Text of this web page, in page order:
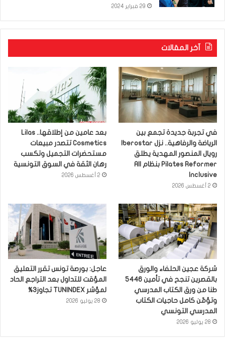
29 فبراير 2024
آخر المقالات
في تجربة جديدة تجمع بين
رويال المنصور المهدية يطلق
Pilates Reformer بنظام All
Inclusive
2 أغسطس 2026
بعد عامين من إطلاقها.. Lilas
Cosmetics تتصدر مبيعات
مستحضرات التجميل وتكسب
رهان الثقة في السوق التونسية
2 أغسطس 2026
شركة عجين الحلفاء والورق
بالقصرين تنجح في تأمين 5446
طنا من ورق الكتاب المدرسي
وتؤمّن كامل حاجيات الكتاب
المدرسي التونسي
28 يوليو 2026
عاجل: بورصة تونس تقرر التعليق
المؤقت للتداول بعد التراجع الحاد
لمؤشر TUNINDEX تجاوز3%
28 يوليو 2026